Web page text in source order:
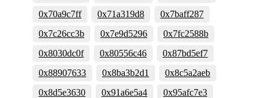
0x70a9c7ff
0x71a319d8
0x7baff287
0x7c26cc3b
0x7e9d5296
0x7fc2588b
0x8030dc0f
0x80556c46
0x87bd5ef7
0x88907633
0x8ba3b2d1
0x8c5a2aeb
0x8d5e3630
0x91a6e5a4
0x95afc7e3